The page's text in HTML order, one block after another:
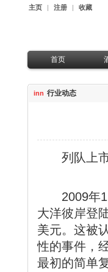
主页 | 注册 | 收藏
首页
inn 行业动态
列队上
2009年11
大洋彼岸登
美元。这被
性的事件，
最初的简单